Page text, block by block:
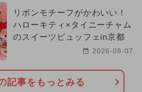
リボンモチーフがかわいい！
ハローキティ×タイニーチャム
のスイーツビュッフェin京都
2026-08-07
記事をもっとみる